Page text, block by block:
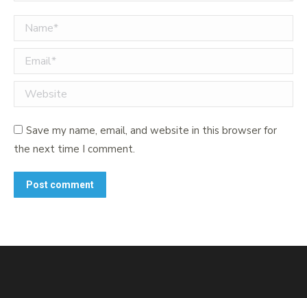
Name *
Email *
Website
Save my name, email, and website in this browser for
the next time I comment.
Post comment